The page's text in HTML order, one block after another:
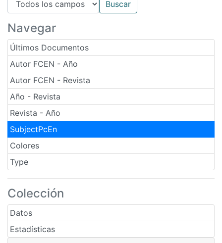
Navegar
Últimos Documentos
Autor FCEN - Año
Autor FCEN - Revista
Año - Revista
Revista - Año
SubjectPcEn
Colores
Type
Colección
Datos
Estadísticas